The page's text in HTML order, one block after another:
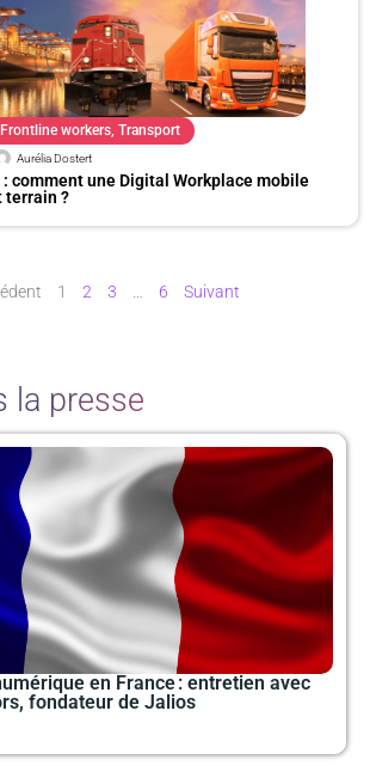
Frontline workers, Transport
Aurélia Dostert
comment une Digital Workplace mobile
terrain ?
1 2 3 6 Suivant
la presse
en France : entretien avec
fondateur de Jalios
P
a
P
a
g
P
g
P
a